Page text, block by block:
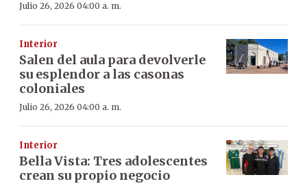
Julio 26, 2026 04:00 a. m.
Interior
Salen del aula para devolverle
su esplendor a las casonas
coloniales
Julio 26, 2026 04:00 a. m.
Interior
Bella Vista: Tres adolescentes
crean su propio negocio